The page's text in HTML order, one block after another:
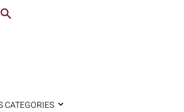
CATEGORIES